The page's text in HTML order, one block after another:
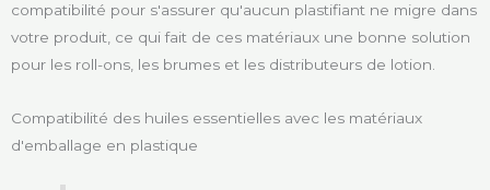
compatibilité pour s'assurer qu'aucun plastifiant ne migre dans
votre produit, ce qui fait de ces matériaux une bonne solution
pour les roll-ons, les brumes et les distributeurs de lotion.
Compatibilité des huiles essentielles avec les matériaux
d'emballage en plastique